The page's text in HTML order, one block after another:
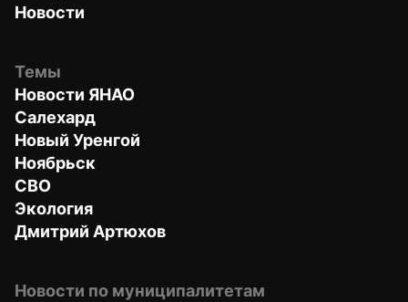
Новости
Темы
Новости ЯНАО
Салехард
Новый Уренгой
Ноябрьск
СВО
Экология
Дмитрий Артюхов
Новости по муниципалитетам